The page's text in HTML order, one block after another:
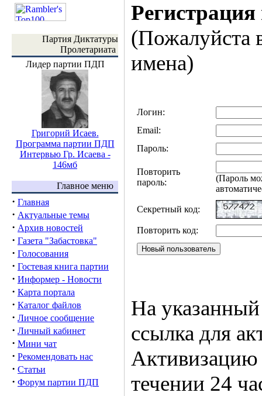
Партия Диктатуры
Пролетариата
Лидер партии ПДП
Григорий Исаев.
Программа партии ПДП
Интервью Гр. Исаева -
146мб
Главное меню
· Главная
· Актуальные темы
· Архив новостей
· Газета "Забастовка"
· Голосования
· Гостевая книга партии
· Информер - Новости
· Карта портала
· Каталог файлов
· Личное сообщение
· Личный кабинет
· Мини чат
· Рекомендовать нас
· Статьи
· Форум партии ПДП
Регистрация
(Пожалуйста
имена)
Логин:
Email:
Пароль:
Повторить
пароль:
(Пароль
Секретный код:
Повторить код:
На
ссылка для
Активизацию
течении 24